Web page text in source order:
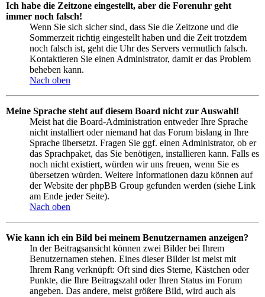
Ich habe die Zeitzone eingestellt, aber die Forenuhr geht
immer noch falsch!
Wenn Sie sich sicher sind, dass Sie die Zeitzone und die
Sommerzeit richtig eingestellt haben und die Zeit trotzdem
noch falsch ist, geht die Uhr des Servers vermutlich falsch.
Kontaktieren Sie einen Administrator, damit er das Problem
beheben kann.
Nach oben
Meine Sprache steht auf diesem Board nicht zur Auswahl!
Meist hat die Board-Administration entweder Ihre Sprache
nicht installiert oder niemand hat das Forum bislang in Ihre
Sprache übersetzt. Fragen Sie ggf. einen Administrator, ob er
das Sprachpaket, das Sie benötigen, installieren kann. Falls es
noch nicht existiert, würden wir uns freuen, wenn Sie es
übersetzen würden. Weitere Informationen dazu können auf
der Website der phpBB Group gefunden werden (siehe Link
am Ende jeder Seite).
Nach oben
Wie kann ich ein Bild bei meinem Benutzernamen anzeigen?
In der Beitragsansicht können zwei Bilder bei Ihrem
Benutzernamen stehen. Eines dieser Bilder ist meist mit
Ihrem Rang verknüpft: Oft sind dies Sterne, Kästchen oder
Punkte, die Ihre Beitragszahl oder Ihren Status im Forum
angeben. Das andere, meist größere Bild, wird auch als